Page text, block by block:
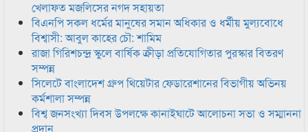
খেলাফত মজলিসের নগদ সহায়তা
বিএনপি সকল ধর্মের মানুষের সমান অধিকার ও ধর্মীয় মুল্যবোধে
বিশ্বাসী: আবুল কাহের চৌ: শামিম
রাজা গিরিশচন্দ্র স্কুলে বার্ষিক ক্রীড়া প্রতিযোগিতার পুরস্কার বিতরণ
সম্পন্ন
সিলেটে বাংলাদেশ গ্রুপ থিয়েটার ফেডারেশানের বিভাগীয় অভিনয়
কর্মশালা সম্পন্ন
বিশ্ব জনসংখ্যা দিবস উপলক্ষে কানাইঘাটে আলোচনা সভা ও সম্মাননা
প্রদান